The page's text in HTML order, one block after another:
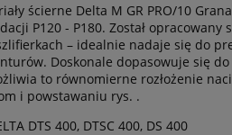
ścierne Delta M GR PRO/10
P120 - P180. Został opracowany
– idealnie nadaje się do
Doskonale dopasowuje się
to równomierne rozłożenie
i powstawaniu rys. .
DTS 400, DTSC 400, DS 400